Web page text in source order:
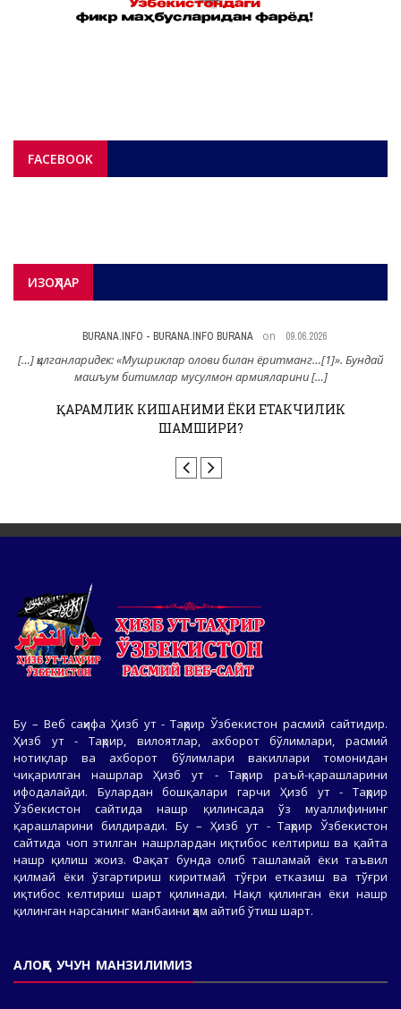
FACEBOOK
ИЗОҲЛАР
BURANA.INFO - BURANA.INFO BURANA on 09.06.2026
[…] қилганларидек: «Мушриклар олови билан ёритманг…[1]». Бундай
машъум битимлар мусулмон армияларини […]
ҚАРАМЛИК КИШАНИМИ ЁКИ ЕТАКЧИЛИК
ШАМШИРИ?
Бу – Веб саҳифа Ҳизб ут - Таҳрир Ўзбекистон расмий сайтидир.
Ҳизб ут - Таҳрир, вилоятлар, ахборот бўлимлари, расмий
нотиқлар ва ахборот бўлимлари вакиллари томонидан
чиқарилган нашрлар Ҳизб ут - Таҳрир раъй-қарашларини
ифодалайди. Булардан бошқалари гарчи Ҳизб ут - Таҳрир
Ўзбекистон сайтида нашр қилинсада ўз муаллифининг
қарашларини билдиради. Бу – Ҳизб ут - Таҳрир Ўзбекистон
сайтида чоп этилган нашрлардан иқтибос келтириш ва қайта
нашр қилиш жоиз. Фақат бунда олиб ташламай ёки таъвил
қилмай ёки ўзгартириш киритмай тўғри етказиш ва тўғри
иқтибос келтириш шарт қилинади. Нақл қилинган ёки нашр
қилинган нарсанинг манбаини ҳам айтиб ўтиш шарт.
АЛОҚА УЧУН МАНЗИЛИМИЗ